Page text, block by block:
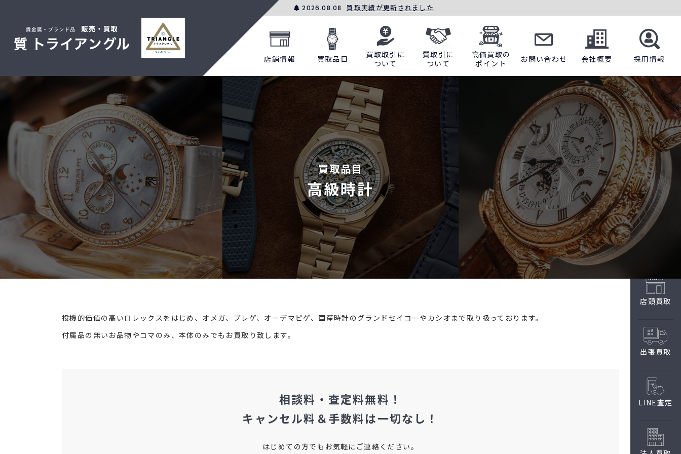
2026.08.08 買取実績が更新されました
店舗情報 買取品目
買取取引に
ついて
質取引に
ついて
高価買取の
ポイント
お問い合わせ 会社概要 採用情報
店頭買取
出張買取
LINE査定
買取品目
高級時計
投機的価値の高いロレックスをはじめ、オメガ、ブレゲ、オーデマピゲ、国産時計のグランドセイコーやカシオまで取り扱っております。
付属品の無いお品物やコマのみ、本体のみでもお買取り致します。
相談料・査定料無料！
キャンセル料＆手数料は一切なし！
はじめての方でもお気軽にご連絡ください。